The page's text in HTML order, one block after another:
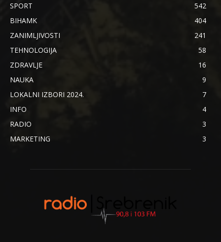
SPORT
542
BIHAMK
404
ZANIMLJIVOSTI
241
TEHNOLOGIJA
58
ZDRAVLJE
16
NAUKA
9
LOKALNI IZBORI 2024.
7
INFO
4
RADIO
3
MARKETING
3